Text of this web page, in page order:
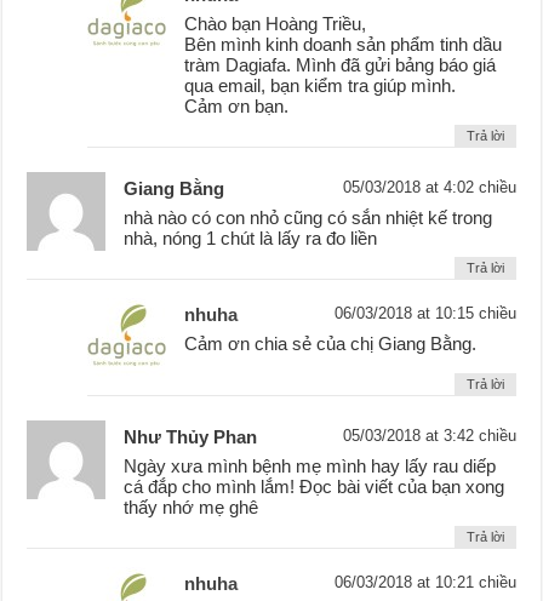
Chào bạn Hoàng Triều,
Bên mình kinh doanh sản phẩm tinh dầu
tràm Dagiafa. Mình đã gửi bảng báo giá
qua email, bạn kiểm tra giúp mình.
Cảm ơn bạn.
Trả lời
Giang Bằng 05/03/2018 at 4:02 chiều
nhà nào có con nhỏ cũng có sắn nhiệt kế trong
nhà, nóng 1 chút là lấy ra đo liền
Trả lời
nhuha 06/03/2018 at 10:15 chiều
Cảm ơn chia sẻ của chị Giang Bằng.
Trả lời
Như Thủy Phan 05/03/2018 at 3:42 chiều
Ngày xưa mình bệnh mẹ mình hay lấy rau diếp
cá đắp cho mình lắm! Đọc bài viết của bạn xong
thấy nhớ mẹ ghê
Trả lời
nhuha 06/03/2018 at 10:21 chiều